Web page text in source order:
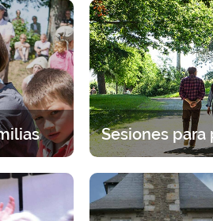
cada
Dios. 2 días para
para discernir,